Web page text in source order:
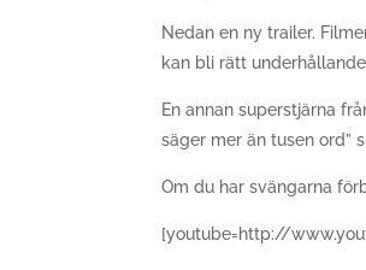
Nedan en ny trailer.
kan bli rätt
En annan superstjärna
säger mer än tusen ord”
Om du har svängarna
[youtube=http://